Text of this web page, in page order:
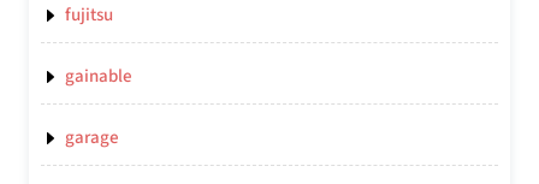
fujitsu
gainable
garage